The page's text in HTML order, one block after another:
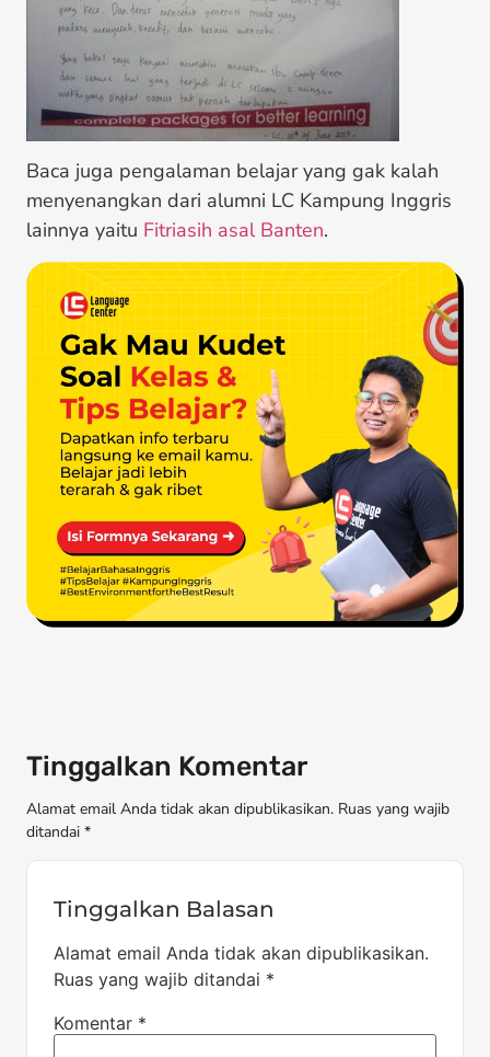
Baca juga pengalaman belajar yang gak kalah
menyenangkan dari alumni LC Kampung Inggris
lainnya yaitu Fitriasih asal Banten.
Tinggalkan Komentar
Alamat email Anda tidak akan dipublikasikan. Ruas yang wajib
ditandai *
Tinggalkan Balasan
Alamat email Anda tidak akan dipublikasikan.
Ruas yang wajib ditandai *
Komentar *